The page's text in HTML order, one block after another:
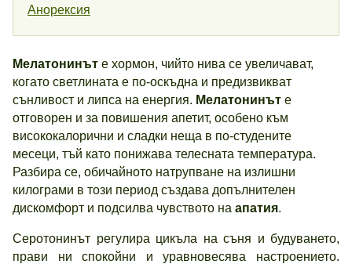
Анорексия
Мелатонинът е хормон, чийто нива се увеличават,
когато светлината е по-оскъдна и предизвикват
сънливост и липса на енергия. Мелатонинът е
отговорен и за повишения апетит, особено към
висококалорични и сладки неща в по-студените
месеци, тъй като понижава телесната температура.
Разбира се, обичайното натрупване на излишни
килограми в този период създава допълнителен
дискомфорт и подсилва чувството на апатия.
Серотонинът регулира цикъла на съня и будуването,
прави ни спокойни и уравновесява настроението.